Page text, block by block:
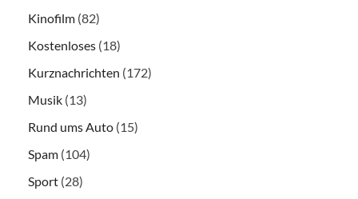
Kinofilm (82)
Kostenloses (18)
Kurznachrichten (172)
Musik (13)
Rund ums Auto (15)
Spam (104)
Sport (28)